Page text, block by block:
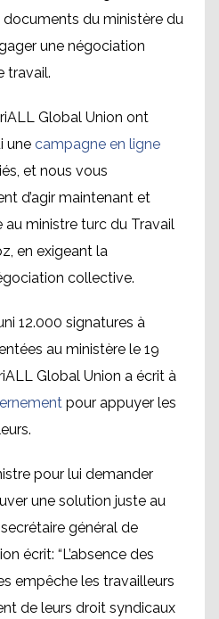
documents du ministère du
une négociation
travail.
Global Union ont
une campagne en ligne
et nous vous
d’agir maintenant et
au ministre turc du Travail
en exigeant la
collective.
12.000 signatures à
au ministère le 19
Global Union a écrit à
pour appuyer les
pour lui demander
une solution juste au
général de
écrit: “L’absence des
empêche les travailleurs
de leurs droit syndicaux